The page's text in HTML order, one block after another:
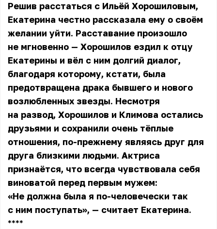
Решив расстаться с Ильёй Хорошиловым,
Екатерина честно рассказала ему о своём
желании уйти. Расставание произошло
не мгновенно — Хорошилов ездил к отцу
Екатерины и вёл с ним долгий диалог,
благодаря которому, кстати, была
предотвращена драка бывшего и нового
возлюбленных звезды. Несмотря
на развод, Хорошилов и Климова остались
друзьями и сохранили очень тёплые
отношения, по-прежнему являясь друг для
друга близкими людьми. Актриса
признаётся, что всегда чувствовала себя
виноватой перед первым мужем:
«Не должна была я по-человечески так
с ним поступать», — считает Екатерина.
** **